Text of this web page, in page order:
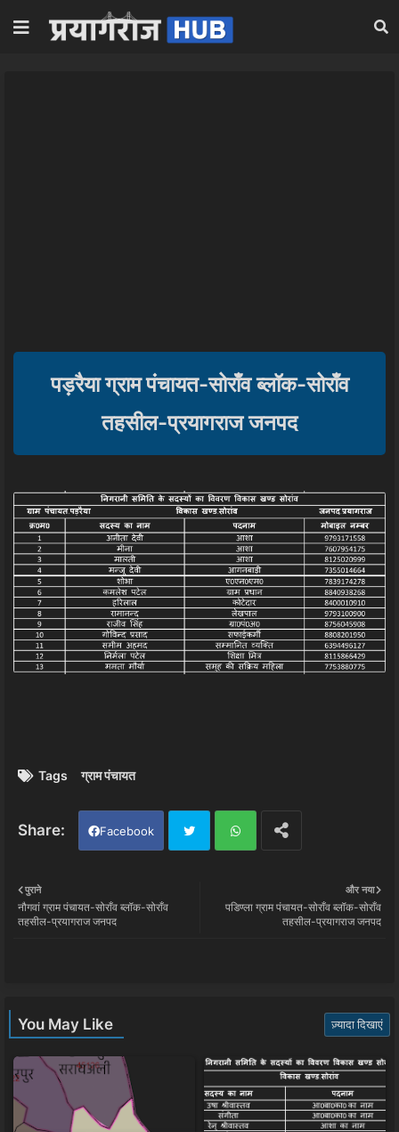
पड़रैया ग्राम पंचायत-सोराँव ब्लॉक-सोराँव
तहसील-प्रयागराज जनपद
Tags ग्राम पंचायत
Facebook
ats
और नया
पडिण्ला ग्राम पंचायत-सोराँव ब्लॉक-सोराँव
तहसील-प्रयागराज जनपद
पुराने
नौगवां ग्राम पंचायत-सोराँव ब्लॉक-सोराँव
तहसील-प्रयागराज जनपद
You May Like ज़्यादा दिखाएं